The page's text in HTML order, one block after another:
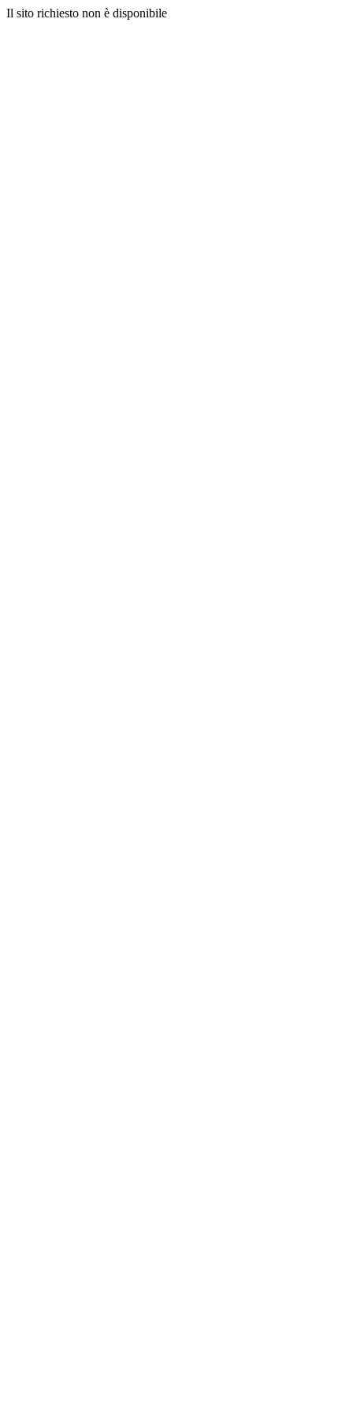
Il sito richiesto non è disponibile